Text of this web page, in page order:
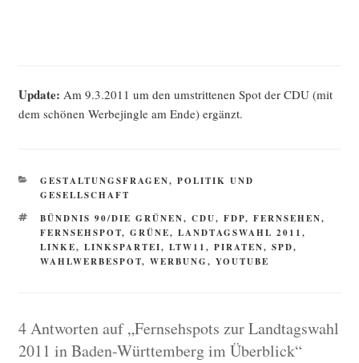
Update: Am 9.3.2011 um den umstrit­te­nen Spot der CDU (mit
dem schö­nen Wer­be­jing­le am Ende) ergänzt.
KATEGORIEN
GESTALTUNGSFRAGEN, POLITIK UND
GESELLSCHAFT
SCHLAGWÖRTER
BÜNDNIS 90/DIE GRÜNEN, CDU, FDP, FERNSEHEN,
FERNSEHSPOT, GRÜNE, LANDTAGSWAHL 2011,
LINKE, LINKSPARTEI, LTW11, PIRATEN, SPD,
WAHLWERBESPOT, WERBUNG, YOUTUBE
4 Antworten auf „Fernsehspots zur Landtagswahl
2011 in Baden-Württemberg im Überblick“